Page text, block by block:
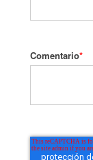
Comentario*